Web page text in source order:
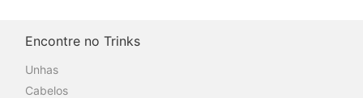
Encontre no Trinks
Unhas
Cabelos